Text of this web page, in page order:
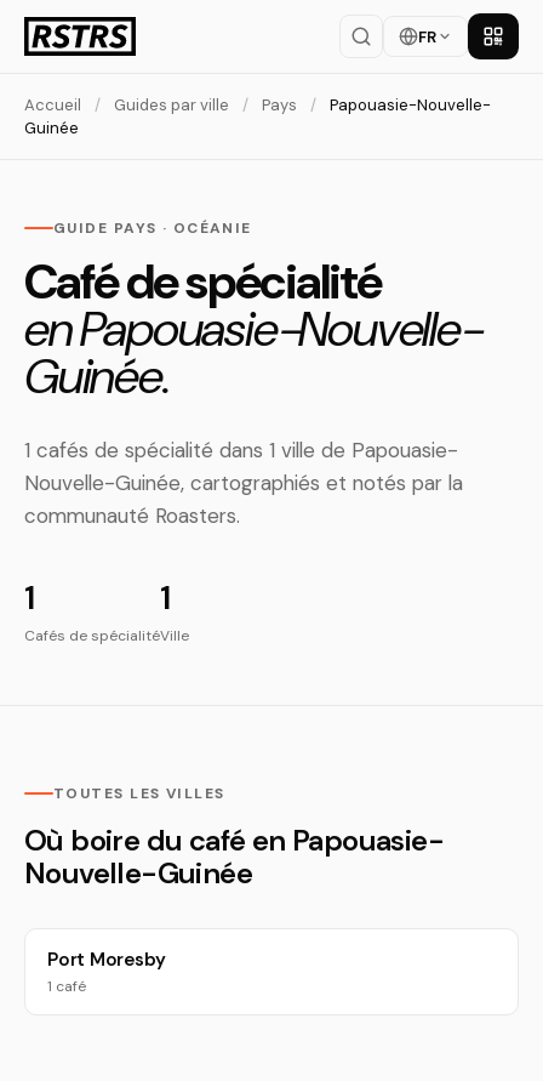
FR
Accueil / Guides par ville / Pays /
Papouasie-Nouvelle-
Guinée
GUIDE PAYS · OCÉANIE
Café de spécialité
en Papouasie-Nouvelle-
Guinée.
1 cafés de spécialité dans 1 ville de Papouasie-
Nouvelle-Guinée, cartographiés et notés par la
communauté Roasters.
1
Cafés de spécialité
1
Ville
TOUTES LES VILLES
Où boire du café en Papouasie-
Nouvelle-Guinée
Port Moresby
1 café